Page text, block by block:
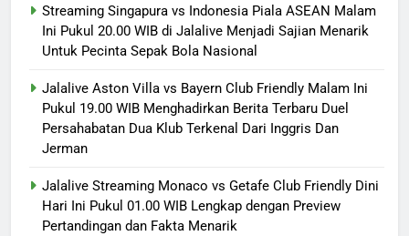
Streaming Singapura vs Indonesia Piala ASEAN Malam
Ini Pukul 20.00 WIB di Jalalive Menjadi Sajian Menarik
Untuk Pecinta Sepak Bola Nasional
Jalalive Aston Villa vs Bayern Club Friendly Malam Ini
Pukul 19.00 WIB Menghadirkan Berita Terbaru Duel
Persahabatan Dua Klub Terkenal Dari Inggris Dan
Jerman
Jalalive Streaming Monaco vs Getafe Club Friendly Dini
Hari Ini Pukul 01.00 WIB Lengkap dengan Preview
Pertandingan dan Fakta Menarik